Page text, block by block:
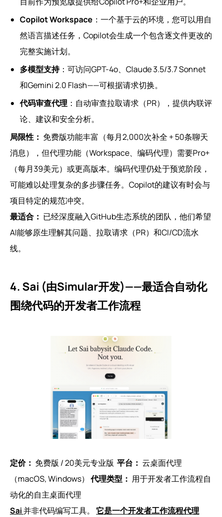
Copilot Workspace ：一个基于云的环境，您可以用自
然语言描述任务，Copilot会生成一个包含逐文件更改的
完整实施计划。
多模型支持：可访问GPT-4o、Claude 3.5/3.7 Sonnet
和Gemini 2.0 Flash——可根据请求切换。
代码审查代理 ：自动审查拉取请求（PR），提供内联评
论、建议和安全分析。
局限性： 免费版功能丰富（每月2,000次补全 + 50条聊天
消息），但代理功能（Workspace、编码代理）需要Pro+
（每月39美元）或更高版本。编码代理仍处于预览阶段，
可能难以处理复杂的多步骤任务。Copilot的建议有时会与
项目特定的规范冲突。
最适合： 已经深度融入GitHub生态系统的团队，他们希望
AI能够原生理解其问题、拉取请求（PR）和CI/CD流水
线。
4. Sai (由Simular开发)——最适合自动化
围绕代码的开发者工作流程
定价： 免费版 / 20美元专业版 平台： 云桌面代理
（macOS, Windows）代理类型： 用于开发者工作流程自
动化的自主桌面代理
Sai并非代码编写工具。 它是一个开发者工作流程代理